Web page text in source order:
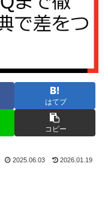
はてブ
コピー
2025.06.03 2026.01.19